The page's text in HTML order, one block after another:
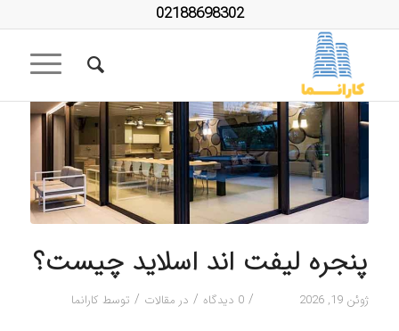
02188698302
پنجره لیفت اند اسلاید چیست؟
ژوئن 19, 2026 / 0 دیدگاه / در مقالات / توسط کارانما